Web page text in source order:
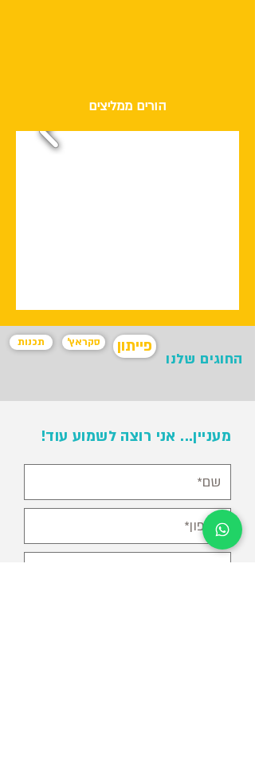
הורים ממליצים
תכנות 'סקראץ פייתון
החוגים שלנו
מעניין... אני רוצה לשמוע עוד!